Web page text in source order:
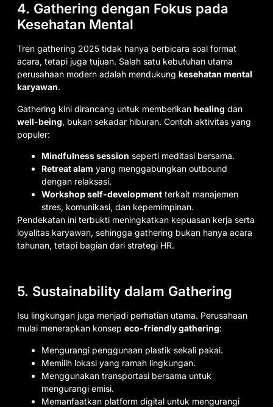
4. Gathering dengan Fokus pada
Kesehatan Mental
Tren gathering 2025 tidak hanya berbicara soal format
acara, tetapi juga tujuan. Salah satu kebutuhan utama
perusahaan modern adalah mendukung kesehatan mental
karyawan.
Gathering kini dirancang untuk memberikan healing dan
well-being, bukan sekadar hiburan. Contoh aktivitas yang
populer:
Mindfulness session seperti meditasi bersama.
Retreat alam yang menggabungkan outbound
dengan relaksasi.
Workshop self-development terkait manajemen
stres, komunikasi, dan kepemimpinan.
Pendekatan ini terbukti meningkatkan kepuasan kerja serta
loyalitas karyawan, sehingga gathering bukan hanya acara
tahunan, tetapi bagian dari strategi HR.
5. Sustainability dalam Gathering
Isu lingkungan juga menjadi perhatian utama. Perusahaan
mulai menerapkan konsep eco-friendly gathering:
Mengurangi penggunaan plastik sekali pakai.
Memilih lokasi yang ramah lingkungan.
Menggunakan transportasi bersama untuk
mengurangi emisi.
Memanfaatkan platform digital untuk mengurangi